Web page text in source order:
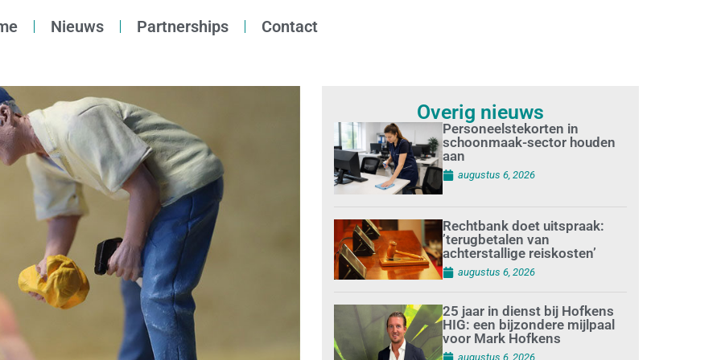
Nieuws Partnerships Contact
Overig nieuws
Personeelstekorten in
schoonmaak-sector houden
aan
augustus 6, 2026
Rechtbank doet uitspraak:
’terugbetalen van
achterstallige reiskosten’
augustus 6, 2026
25 jaar in dienst bij Hofkens
HIG: een bijzondere mijlpaal
voor Mark Hofkens
augustus 6, 2026